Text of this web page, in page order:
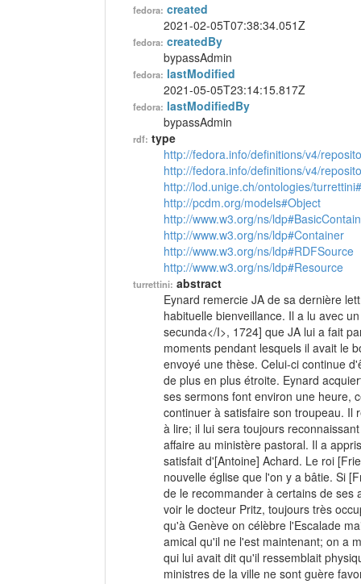
fedora: created
2021-02-05T07:38:34.051Z
fedora: createdBy
bypassAdmin
fedora: lastModified
2021-05-05T23:14:15.817Z
fedora: lastModifiedBy
bypassAdmin
rdf: type
http://fedora.info/definitions/v4/
http://fedora.info/definitions/v4/
http://lod.unige.ch/ontologies/
http://pcdm.org/models#Object
http://www.w3.org/ns/
http://www.w3.org/ns/ldp#Container
http://www.w3.org/ns/ldp#RDFSource
http://www.w3.org/ns/ldp#Resource
turrettini: abstract
Eynard remercie JA de sa dernière
habituelle bienveillance. Il a lu avec
secunda</I>, 1724] que JA lui a fait
moments pendant lesquels il avait le
envoyé une thèse. Celui-ci continue
de plus en plus étroite. Eynard
ses sermons font environ une heure,
continuer à satisfaire son troupeau. Il
à lire; il lui sera toujours
affaire au ministère pastoral. Il a
satisfait d'[Antoine] Achard. Le roi
nouvelle église que l'on y a bâtie. Si
de le recommander à certains de ses
voir le docteur Pritz, toujours très
qu'à Genève on célèbre l'Escalade
amical qu'il ne l'est maintenant; on a
qui lui avait dit qu'il ressemblait
ministres de la ville ne sont guère